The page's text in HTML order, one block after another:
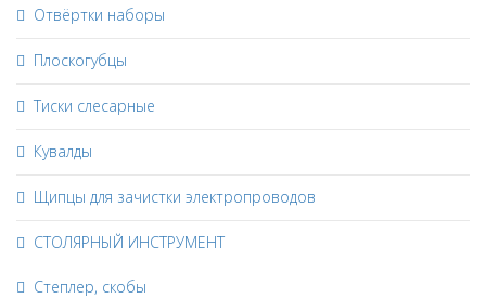
Отвёртки наборы
Плоскогубцы
Тиски слесарные
Кувалды
Щипцы для зачистки электропроводов
СТОЛЯРНЫЙ ИНСТРУМЕНТ
Степлер, скобы